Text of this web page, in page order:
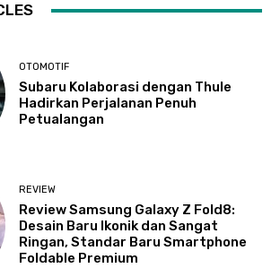
OTOMOTIF
Subaru Kolaborasi dengan Thule
Hadirkan Perjalanan Penuh
Petualangan
REVIEW
Review Samsung Galaxy Z Fold8:
Desain Baru Ikonik dan Sangat
Ringan, Standar Baru Smartphone
Foldable Premium